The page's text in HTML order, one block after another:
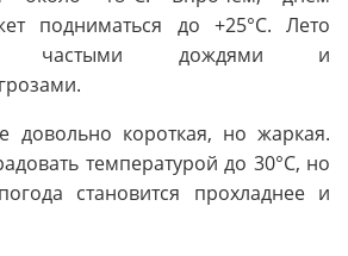
подниматься до +25°C. Лето
частыми дождями и
довольно короткая, но жаркая.
температурой до 30°C, но
становится прохладнее и